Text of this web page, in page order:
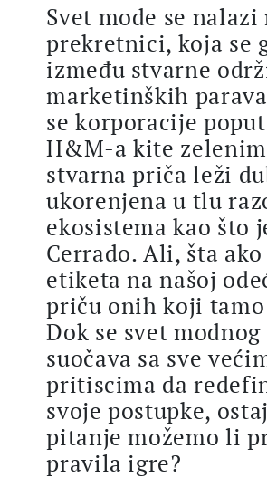
Svet mode se nalazi
prekretnici, koja se
između stvarne
marketinških
se korporacije
H&M-a kite
stvarna priča leži
ukorenjena u tlu
ekosistema kao što
Cerrado. Ali, šta
etiketa na našoj
priču onih koji tamo
Dok se svet
suočava sa sve
pritiscima da
svoje postupke,
pitanje možemo li
pravila igre?